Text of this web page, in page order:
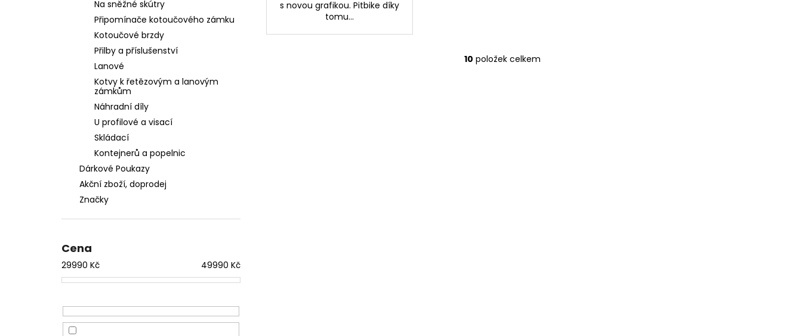
Na sněžné skútry
Připomínače kotoučového zámku
Kotoučové brzdy
Přilby a příslušenství
Lanové
Kotvy k řetězovým a lanovým
zámkům
Náhradní díly
U profilové a visací
Skládací
Kontejnerů a popelnic
Dárkové Poukazy
Akční zboží, doprodej
Značky
Cena
29990 Kč 49990 Kč
s novou grafikou. Pitbike díky
tomu...
O
10 položek celkem